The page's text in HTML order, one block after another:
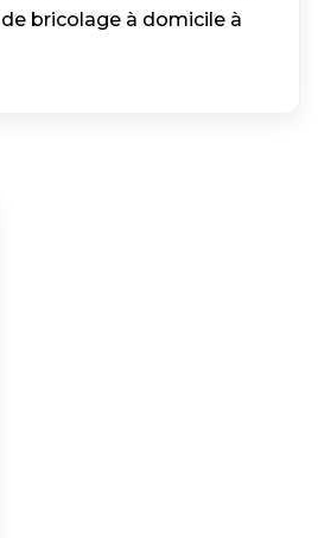
bricolage à domicile à